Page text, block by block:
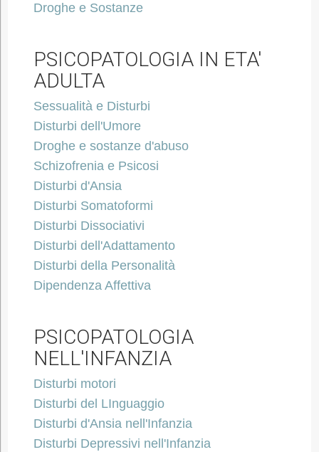
Droghe e Sostanze
PSICOPATOLOGIA IN ETA'
ADULTA
Sessualità e Disturbi
Disturbi dell'Umore
Droghe e sostanze d'abuso
Schizofrenia e Psicosi
Disturbi d'Ansia
Disturbi Somatoformi
Disturbi Dissociativi
Disturbi dell'Adattamento
Disturbi della Personalità
Dipendenza Affettiva
PSICOPATOLOGIA
NELL'INFANZIA
Disturbi motori
Disturbi del LInguaggio
Disturbi d'Ansia nell'Infanzia
Disturbi Depressivi nell'Infanzia